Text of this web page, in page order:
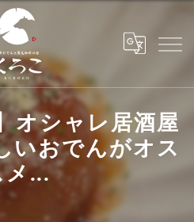
オシャレ居酒屋
いおでんがオス
メ...